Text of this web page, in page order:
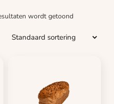
wordt getoond